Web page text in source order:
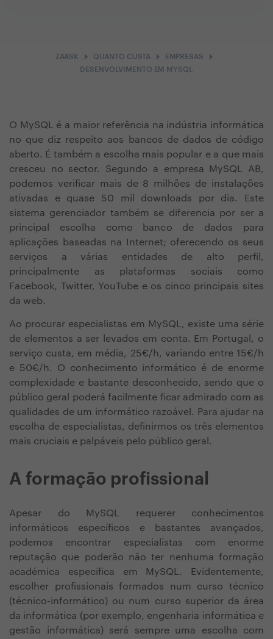
ZAASK arrow_right QUANTO CUSTA arrow_right EMPRESAS arrow_right
DESENVOLVIMENTO EM MYSQL
O MySQL é a maior referência na indústria informática
no que diz respeito aos bancos de dados de código
aberto. É também a escolha mais popular e a que mais
cresceu no sector. Segundo a empresa MySQL AB,
podemos verificar mais de 8 milhões de instalações
ativadas e quase 50 mil downloads por dia. Este
sistema gerenciador também se diferencia por ser a
principal escolha como banco de dados para
aplicações baseadas na Internet; oferecendo os seus
serviços a várias entidades de alto perfil,
principalmente as plataformas sociais como
Facebook, Twitter, YouTube e os cinco principais sites
da web.
Ao procurar especialistas em MySQL, existe uma série
de elementos a ser levados em conta. Em Portugal, o
serviço custa, em média, 25€/h, variando entre 15€/h
e 50€/h. O conhecimento informático é de enorme
complexidade e bastante desconhecido, sendo que o
público geral poderá facilmente ficar admirado com as
qualidades de um informático razoável. Para ajudar na
escolha de especialistas, definirmos os três elementos
mais cruciais e palpáveis pelo público geral.
A formação profissional
Apesar do MySQL requerer conhecimentos
informáticos específicos e bastantes avançados,
podemos encontrar especialistas com enorme
reputação que poderão não ter nenhuma formação
académica específica em MySQL. Evidentemente,
escolher profissionais formados num curso técnico
(técnico-informático) ou num curso superior da área
da informática (por exemplo, engenharia informática e
gestão informática) será sempre uma escolha com